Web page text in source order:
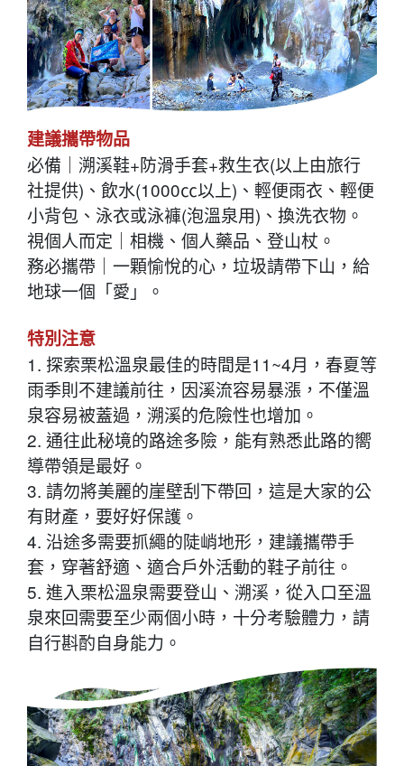
建議攜帶物品
必備｜溯溪鞋+防滑手套+救生衣(以上由旅行
社提供)、飲水(1000㏄以上)、輕便雨衣、輕便
小背包、泳衣或泳褲(泡溫泉用)、換洗衣物。
視個人而定｜相機、個人藥品、登山杖。
務必攜帶｜一顆愉悅的心，垃圾請帶下山，給
地球一個「愛」。
特別注意
1. 探索栗松溫泉最佳的時間是11~4月，春夏等
雨季則不建議前往，因溪流容易暴漲，不僅溫
泉容易被蓋過，溯溪的危險性也增加。
2. 通往此秘境的路途多險，能有熟悉此路的嚮
導帶領是最好。
3. 請勿將美麗的崖壁刮下帶回，這是大家的公
有財產，要好好保護。
4. 沿途多需要抓繩的陡峭地形，建議攜帶手
套，穿著舒適、適合戶外活動的鞋子前往。
5. 進入栗松溫泉需要登山、溯溪，從入口至溫
泉來回需要至少兩個小時，十分考驗體力，請
自行斟酌自身能力。